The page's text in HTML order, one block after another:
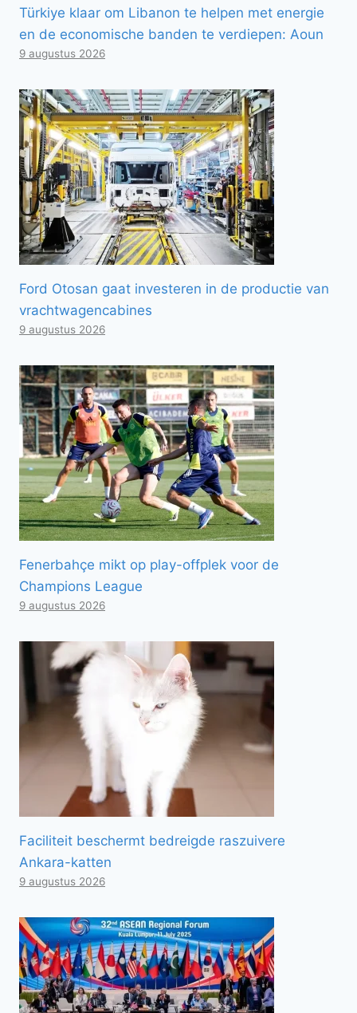
Türkiye klaar om Libanon te helpen met energie
en de economische banden te verdiepen: Aoun
9 augustus 2026
Ford Otosan gaat investeren in de productie van
vrachtwagencabines
9 augustus 2026
Fenerbahçe mikt op play-offplek voor de
Champions League
9 augustus 2026
Faciliteit beschermt bedreigde raszuivere
Ankara-katten
9 augustus 2026